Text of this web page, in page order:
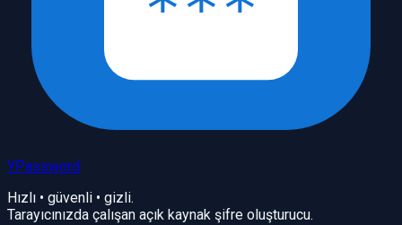
YPassword
Hızlı • güvenli • gizli.
Tarayıcınızda çalışan açık kaynak şifre oluşturucu.